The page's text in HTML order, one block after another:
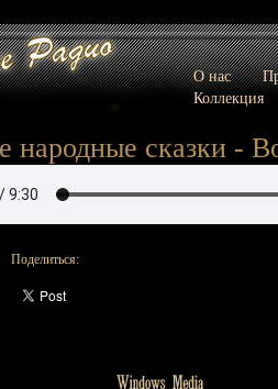
О нас
Коллекция
народные сказки -
Поделиться: